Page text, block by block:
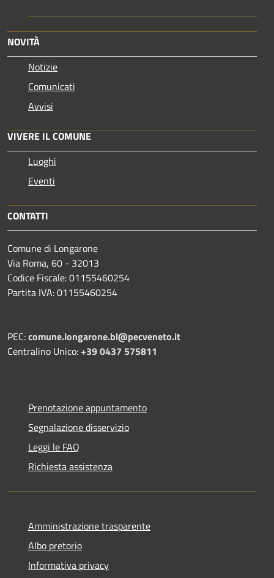
NOVITÀ
Notizie
Comunicati
Avvisi
VIVERE IL COMUNE
Luoghi
Eventi
CONTATTI
Comune di Longarone
Via Roma, 60 - 32013
Codice Fiscale: 01155460254
Partita IVA: 01155460254
PEC:comune.longarone.bl@pecveneto.it
Centralino Unico:+39 0437 575811
Prenotazione appuntamento
Segnalazione disservizio
Leggi le FAQ
Richiesta assistenza
Amministrazione trasparente
Albo pretorio
Informativa privacy